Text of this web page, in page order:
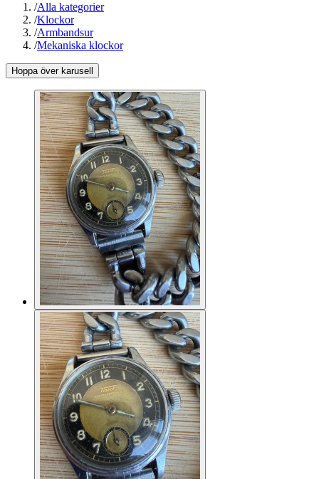
/Alla kategorier
/Klockor
/Armbandsur
/Mekaniska klockor
Hoppa över karusell